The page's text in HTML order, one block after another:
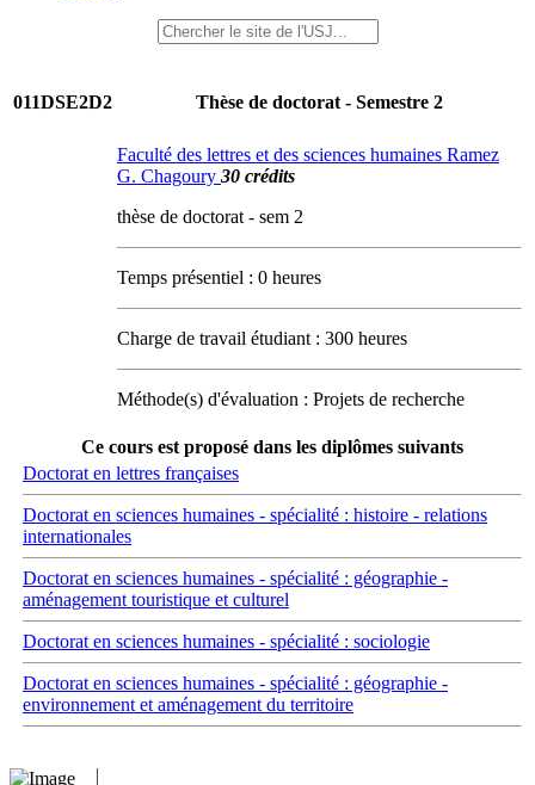
011DSE2D2 Thèse de doctorat - Semestre 2
Faculté des lettres et des sciences humaines Ramez
G. Chagoury 30 crédits
thèse de doctorat - sem 2
Temps présentiel : 0 heures
Charge de travail étudiant : 300 heures
Méthode(s) d'évaluation : Projets de recherche
Ce cours est proposé dans les diplômes suivants
Doctorat en lettres françaises
Doctorat en sciences humaines - spécialité : histoire - relations
internationales
Doctorat en sciences humaines - spécialité : géographie -
aménagement touristique et culturel
Doctorat en sciences humaines - spécialité : sociologie
Doctorat en sciences humaines - spécialité : géographie -
environnement et aménagement du territoire